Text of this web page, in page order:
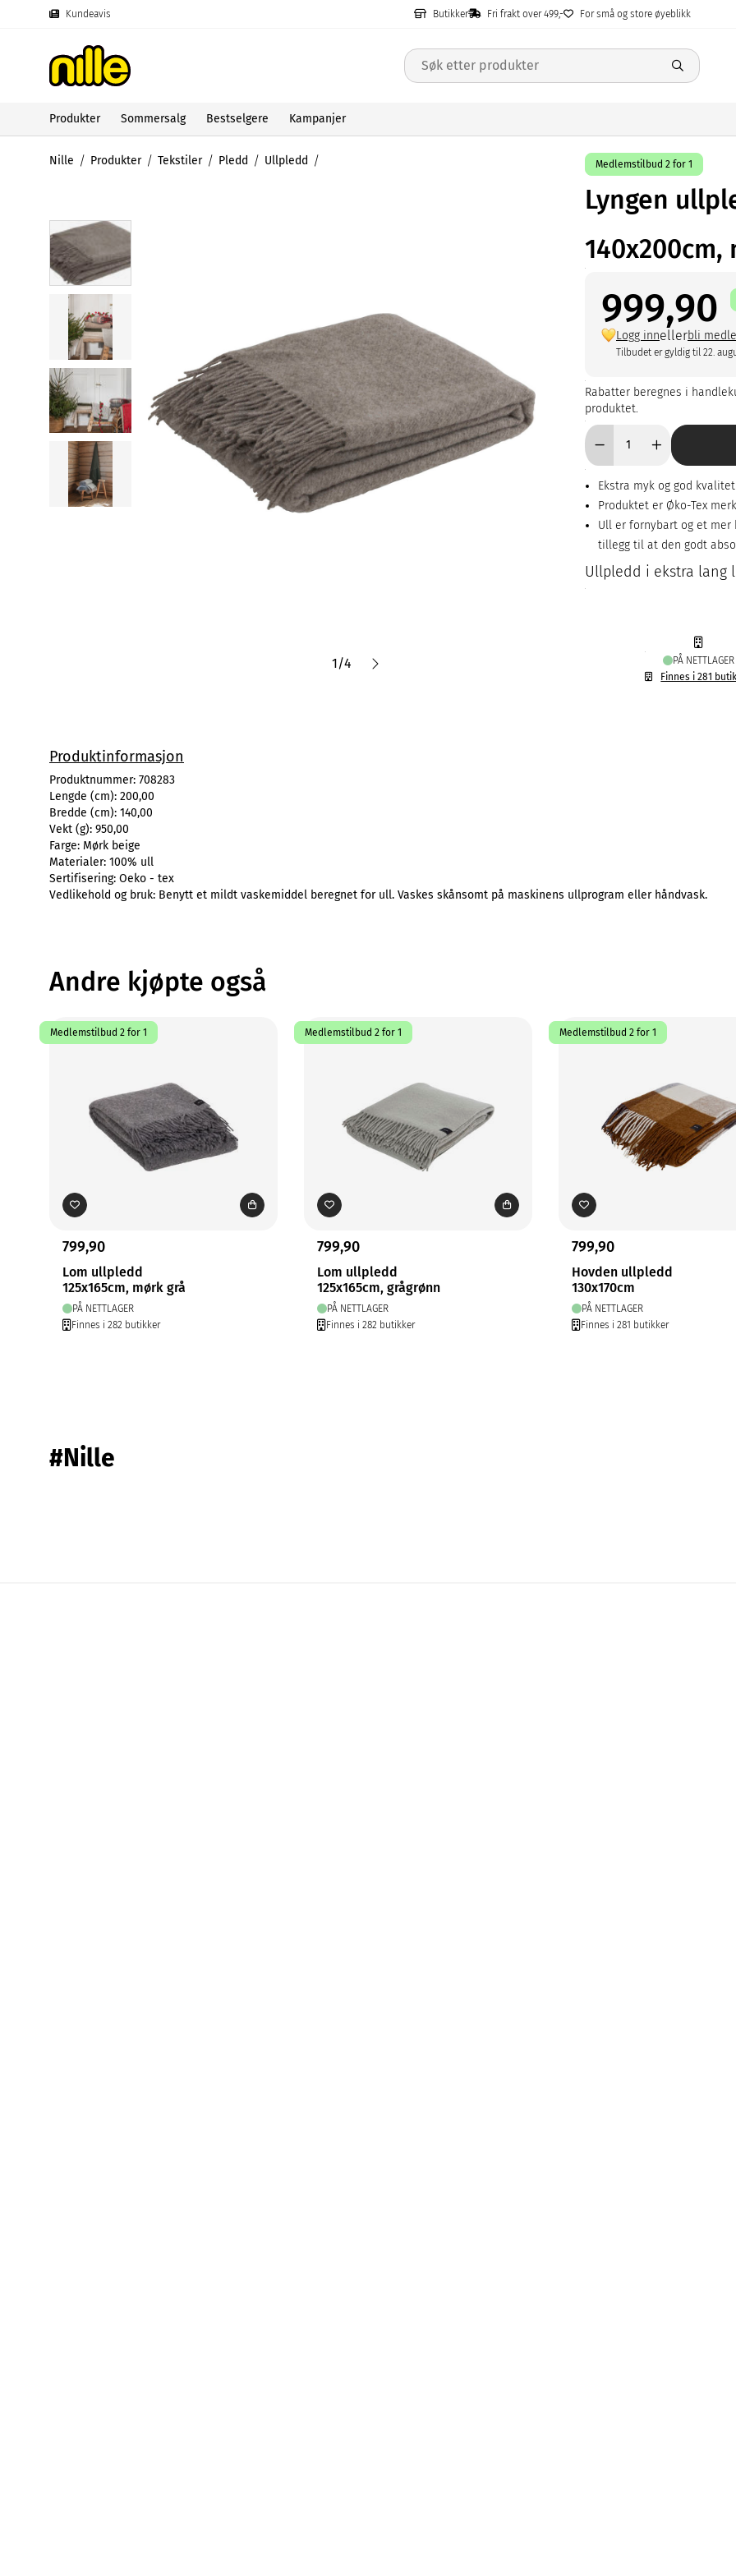
Kundeavis Butikker Fri frakt over 499,- For små og store øyeblikk
Produkter Sommersalg Bestselgere Kampanjer
Nille Produkter Tekstiler Pledd Ullpledd
1/4
Medlemstilbud 2 for 1
Lyngen
140x200cm,
999,90
Logg innellerbli
Tilbudet er gyldig til 22.
Rabatter beregnes i
produktet.
Ekstra myk og god
Produktet er Øko-Tex
Ull er fornybart og et
tillegg til at den godt
Ullpledd i ekstra lang
PÅ NETTLAGER
Finnes i 281
Produktinformasjon
Produktnummer: 708283
Lengde (cm): 200,00
Bredde (cm): 140,00
Vekt (g): 950,00
Farge: Mørk beige
Materialer: 100% ull
Sertifisering: Oeko - tex
Vedlikehold og bruk: Benytt et mildt vaskemiddel beregnet for ull. Vaskes skånsomt på maskinens ullprogram eller håndvask.
Andre kjøpte også
Medlemstilbud 2 for 1
799,90
Lom ullpledd
125x165cm, mørk grå
PÅ NETTLAGER
Finnes i 282 butikker
Medlemstilbud 2 for 1
799,90
Lom ullpledd
125x165cm, grågrønn
PÅ NETTLAGER
Finnes i 282 butikker
Medlemstilbud 2 for 1
799,90
Hovden ullpledd
130x170cm
PÅ NETTLAGER
Finnes i 281 butikker
#Nille